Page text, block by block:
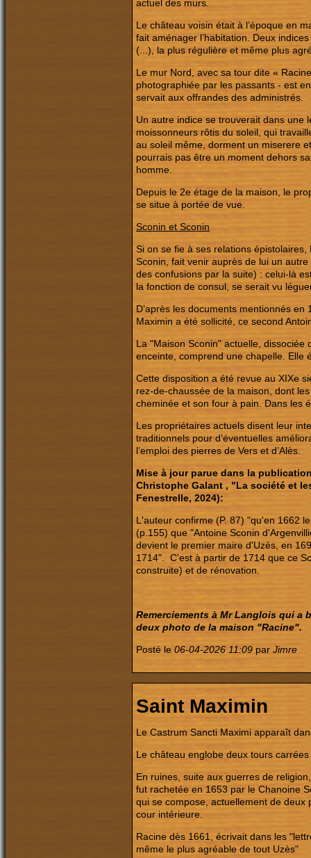
actuel des murs.
Le château voisin était à l’époque en
fait aménager l’habitation. Deux
(...), la plus régulière et même plus
Le mur Nord, avec sa tour dite «
photographiée par les passants - est
servait aux offrandes des administrés.
Un autre indice se trouverait dans une
moissonneurs rôtis du soleil, qui
au soleil même, dorment un miserere
pourrais pas être un moment dehors
homme.
Depuis le 2e étage de la maison, le
se situe à portée de vue.
Sconin et Sconin
Si on se fie à ses relations
Sconin, fait venir auprès de lui un
des confusions par la suite) : celui-là
la fonction de consul, se serait vu
D’après les documents mentionnés
Maximin a été sollicité, ce second
La "Maison Sconin" actuelle,
enceinte, comprend une chapelle. Elle
Cette disposition a été revue au XIXe
rez-de-chaussée de la maison, dont
cheminée et son four à pain. Dans les
Les propriétaires actuels disent leur
traditionnels pour d’éventuelles
l’emploi des pierres de Vers et d’Alès.
Mise à jour parue dans la
Christophe Galant , "La société et
Fenestrelle, 2024):
L'auteur confirme (P. 87) "qu'en 1662
(p.155) que "Antoine Sconin
devient le premier maire d'Uzès, en
1714". C'est à partir de 1714 que ce
construite) et de rénovation.
Remerciements à Mr Langlois qui a
deux photo de la maison "Racine".
Posté le 06-04-2026 11:09 par Jimre
Saint Maximin
Le Castrum Sancti Maximi apparaît
Le château englobe deux tours
En ruines, suite aux guerres de
fut rachetée en 1653 par le Chanoine
qui se compose, actuellement de deux
cour intérieure.
Racine dès 1661, écrivait dans les
même le plus agréable de tout Uzès"